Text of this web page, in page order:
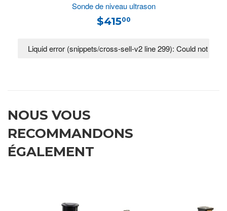
Sonde de niveau ultrason
$41500
NOUS VOUS
RECOMMANDONS
ÉGALEMENT